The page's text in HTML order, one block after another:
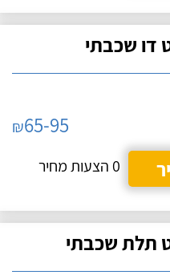
שכבתי
₪65-95
0 הצעות מחיר
תלת שכבתי